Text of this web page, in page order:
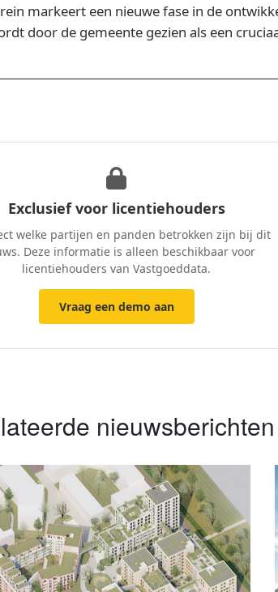
markeert een nieuwe fase in de
door de gemeente gezien als een
Exclusief voor licentiehouders
welke partijen en panden betrokken zijn bij dit
Deze informatie is alleen beschikbaar voor
licentiehouders van Vastgoeddata.
Vraag een demo aan
nieuwsberichten